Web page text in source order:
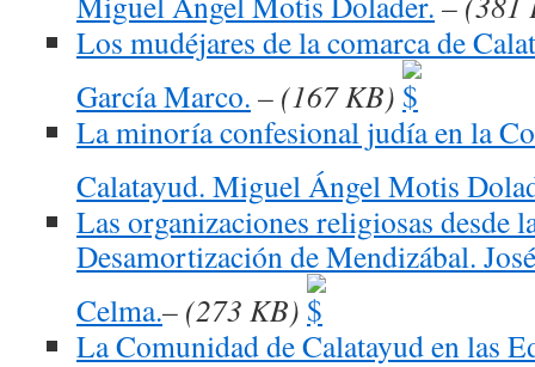
Los mudéjares de la comarca de
García Marco. – (167 KB)
La minoría confesional judía en la
Calatayud. Miguel Ángel Motis
Las organizaciones religiosas desde
Desamortización de Mendizábal.
Celma.– (273 KB)
La Comunidad de Calatayud en las